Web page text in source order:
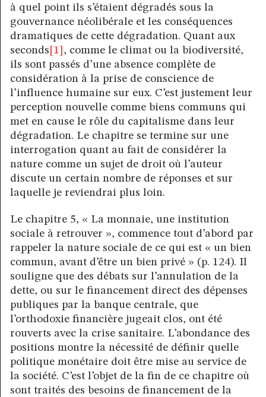
à quel point ils s’étaient dégradés sous la
gouvernance néolibérale et les conséquences
dramatiques de cette dégradation. Quant aux
seconds[1] , comme le climat ou la biodiversité,
ils sont passés d’une absence complète de
considération à la prise de conscience de
l’influence humaine sur eux. C’est justement leur
perception nouvelle comme biens communs qui
met en cause le rôle du capitalisme dans leur
dégradation. Le chapitre se termine sur une
interrogation quant au fait de considérer la
nature comme un sujet de droit où l’auteur
discute un certain nombre de réponses et sur
laquelle je reviendrai plus loin.
Le chapitre 5, « La monnaie, une institution
sociale à retrouver », commence tout d’abord par
rappeler la nature sociale de ce qui est « un bien
commun, avant d’être un bien privé » (p. 124). Il
souligne que des débats sur l’annulation de la
dette, ou sur le financement direct des dépenses
publiques par la banque centrale, que
l’orthodoxie financière jugeait clos, ont été
rouverts avec la crise sanitaire. L’abondance des
positions montre la nécessité de définir quelle
politique monétaire doit être mise au service de
la société. C’est l’objet de la fin de ce chapitre où
sont traités des besoins de financement de la